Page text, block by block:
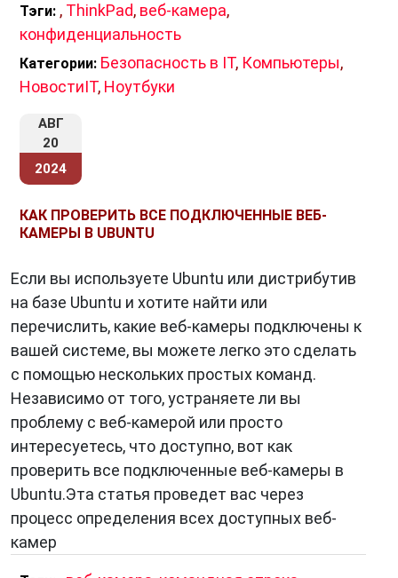
Тэги: , ThinkPad, веб-камера,
конфиденциальность
Категории: Безопасность в IT, Компьютеры,
НовостиIT, Ноутбуки
АВГ
20
2024
КАК ПРОВЕРИТЬ ВСЕ ПОДКЛЮЧЕННЫЕ ВЕБ-
КАМЕРЫ В UBUNTU
Если вы используете Ubuntu или дистрибутив
на базе Ubuntu и хотите найти или
перечислить, какие веб-камеры подключены к
вашей системе, вы можете легко это сделать
с помощью нескольких простых команд.
Независимо от того, устраняете ли вы
проблему с веб-камерой или просто
интересуетесь, что доступно, вот как
проверить все подключенные веб-камеры в
Ubuntu.Эта статья проведет вас через
процесс определения всех доступных веб-
камер